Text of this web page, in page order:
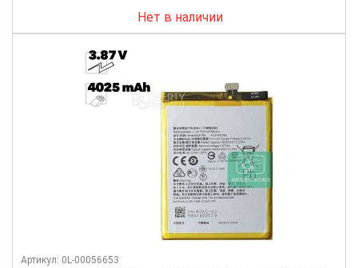
Нет в наличии
Артикул: 0L-00056653